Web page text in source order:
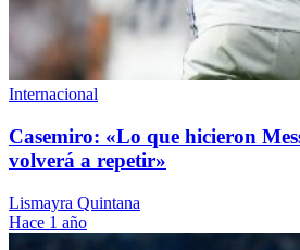
Internacional
Casemiro: «Lo que hicieron
volverá a repetir»
Lismayra Quintana
Hace 1 año